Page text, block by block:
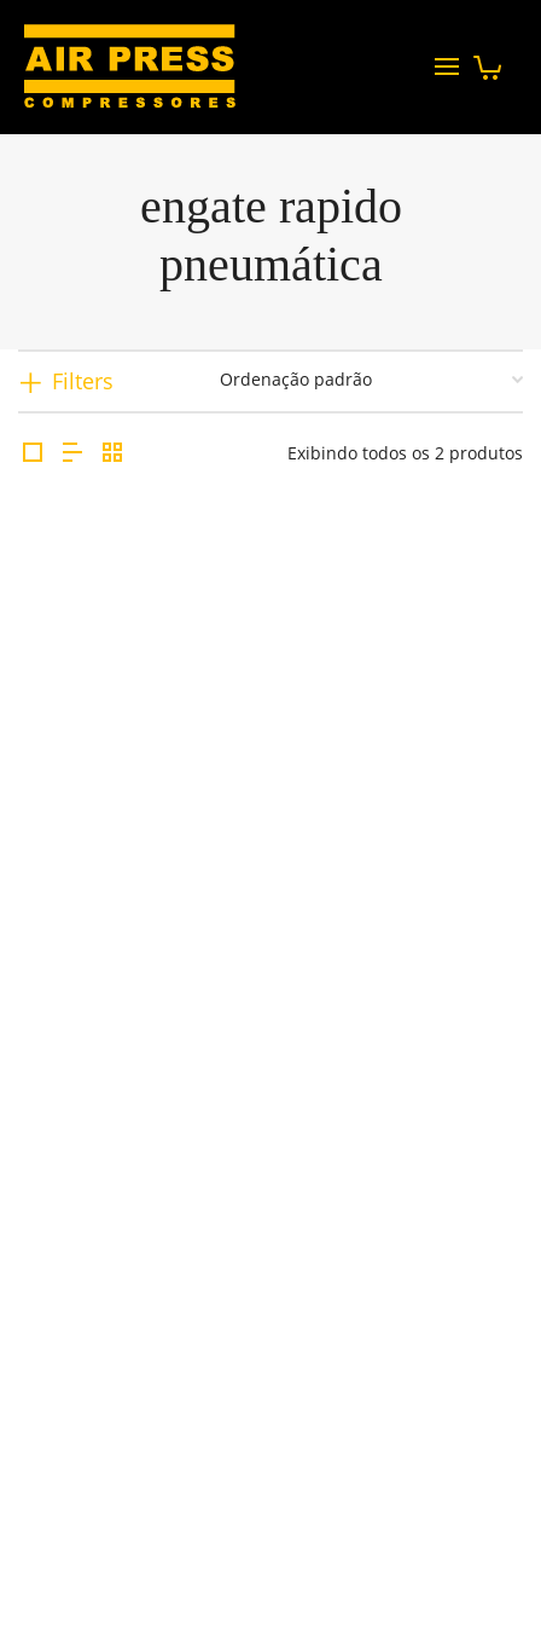
engate rapido
pneumática
Filters
Exibindo todos os 2 produtos